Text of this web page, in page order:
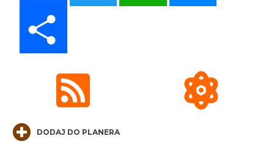
„Daniec kontra Kryszak”
Cieszyn
DODAJ DO PLANERA